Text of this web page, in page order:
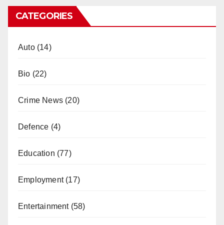
CATEGORIES
Auto(14)
Bio (22)
Crime News (20)
Defence (4)
Education (77)
Employment(17)
Entertainment(58)